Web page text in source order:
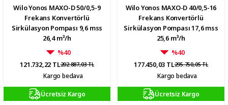
Wilo Yonos MAXO-D 50/0,5-9
Frekans Konvertörlü
Sirkülasyon Pompası 9,6 mss
26,4 m³/h
%40
121.732,22 TL202.887,03 TL
Kargo bedava
Wilo Yonos MAXO-D 40/0,5-16
Frekans Konvertörlü
Sirkülasyon Pompası 17,6 mss
25,6 m³/h
%40
177.450,03 TL295.750,05 TL
Kargo bedava
Ücretsiz Kargo Ücretsiz Kargo